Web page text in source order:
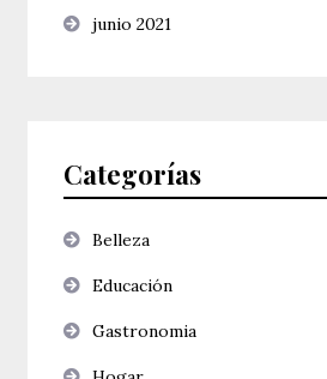
junio 2021
Categorías
Belleza
Educación
Gastronomia